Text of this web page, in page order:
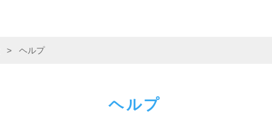
> ヘルプ
ヘルプ